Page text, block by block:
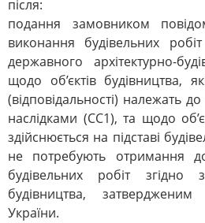
після:
подання замовником
виконання будівельних
державного архітектурно-
щодо об’єктів будівництва,
(відповідальності) належать
наслідками (СС1), та щодо
здійснюється на підставі
не потребують отримання
будівельних робіт згідно
будівництва, затвердженим
України.